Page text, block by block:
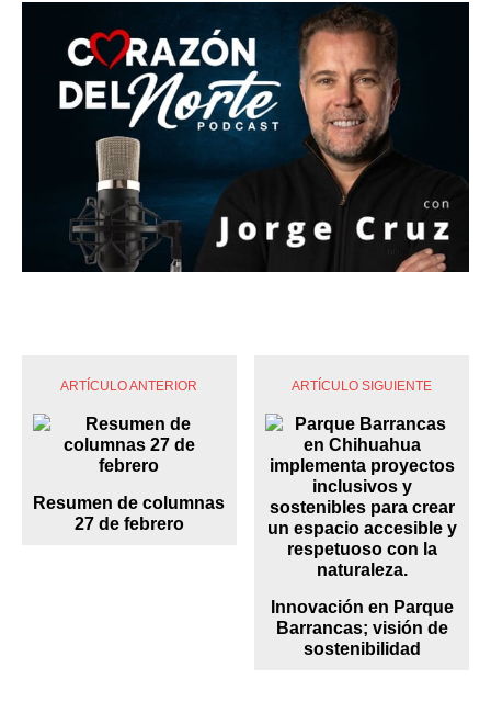
ARTÍCULO ANTERIOR
Resumen de columnas
27 de febrero
ARTÍCULO SIGUIENTE
Innovación en Parque
Barrancas; visión de
sostenibilidad